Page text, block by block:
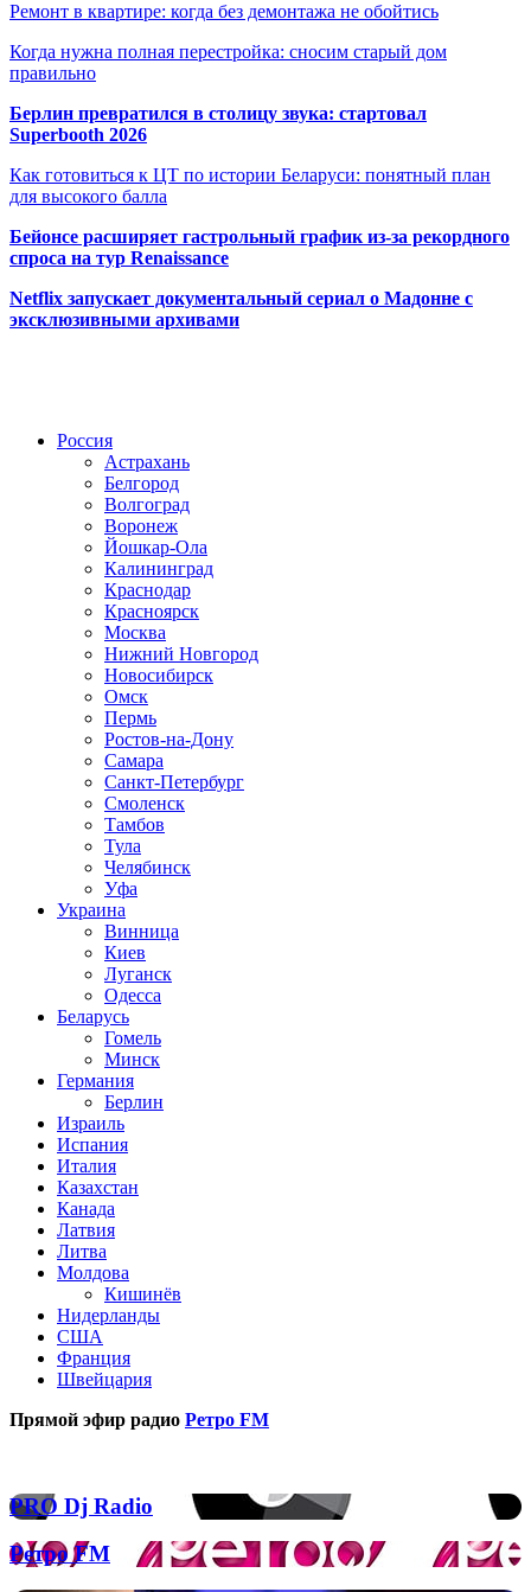
Ремонт в квартире: когда без демонтажа не обойтись
Когда нужна полная перестройка: сносим старый дом
правильно
Берлин превратился в столицу звука: стартовал
Superbooth 2026
Как готовиться к ЦТ по истории Беларуси: понятный план
для высокого балла
Бейонсе расширяет гастрольный график из-за рекордного
спроса на тур Renaissance
Netflix запускает документальный сериал о Мадонне с
эксклюзивными архивами
Россия
Астрахань
Белгород
Волгоград
Воронеж
Йошкар-Ола
Калининград
Краснодар
Красноярск
Москва
Нижний Новгород
Новосибирск
Омск
Пермь
Ростов-на-Дону
Самара
Санкт-Петербург
Смоленск
Тамбов
Тула
Челябинск
Уфа
Украина
Винница
Киев
Луганск
Одесса
Беларусь
Гомель
Минск
Германия
Берлин
Израиль
Испания
Италия
Казахстан
Канада
Латвия
Литва
Молдова
Кишинёв
Нидерланды
США
Франция
Швейцария
Прямой эфир радио Ретро FM
PRO
Dj
Radio
PRO Dj Radio
Ретро
FM
Ретро FM